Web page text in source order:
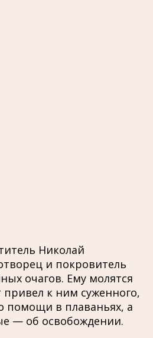
Николай
и покровитель
очагов. Ему молятся
к ним суженного,
помощи в плаваньях, а
— об освобождении.